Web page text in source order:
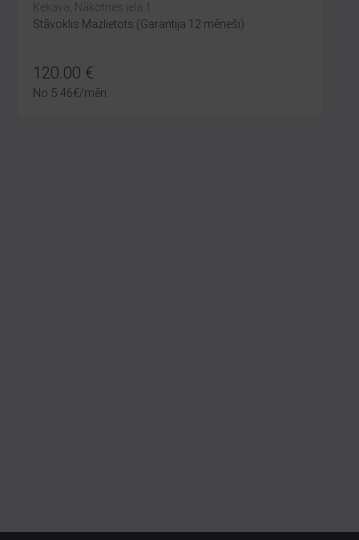
Ķekava, Nākotnes iela 1
Stāvoklis Mazlietots (Garantija 12 mēneši)
120.00 €
No 5.46€/mēn.